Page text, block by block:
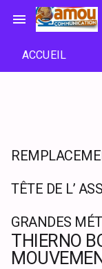
menu
ACCUEIL
TÊTE DE L’
GRANDES
THIERNO